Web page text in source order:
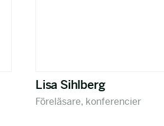
Lisa Sihlberg
Föreläsare, konferencier